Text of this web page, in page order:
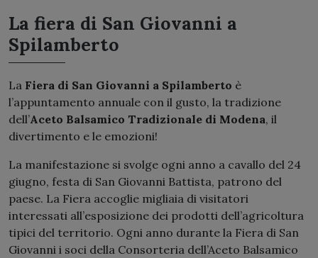
La fiera di San Giovanni a
Spilamberto
La Fiera di San Giovanni a Spilamberto è
l’appuntamento annuale con il gusto, la tradizione
dell’Aceto Balsamico Tradizionale di Modena, il
divertimento e le emozioni!
La manifestazione si svolge ogni anno a cavallo del 24
giugno, festa di San Giovanni Battista, patrono del
paese. La Fiera accoglie migliaia di visitatori
interessati all’esposizione dei prodotti dell’agricoltura
tipici del territorio. Ogni anno durante la Fiera di San
Giovanni i soci della Consorteria dell’Aceto Balsamico